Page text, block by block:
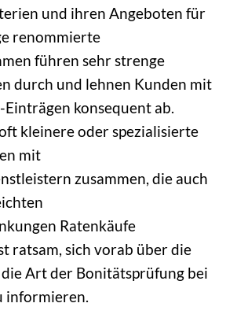
und ihren Angeboten für
renommierte
führen sehr strenge
durch und lehnen Kunden mit
konsequent ab.
kleinere oder spezialisierte
mit
zusammen, die auch
Ratenkäufe
ratsam, sich vorab über die
Art der Bonitätsprüfung bei
informieren.